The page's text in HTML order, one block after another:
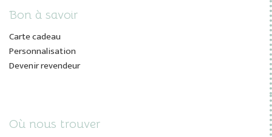
Bon à savoir
Carte cadeau
Personnalisation
Devenir revendeur
Où nous trouver